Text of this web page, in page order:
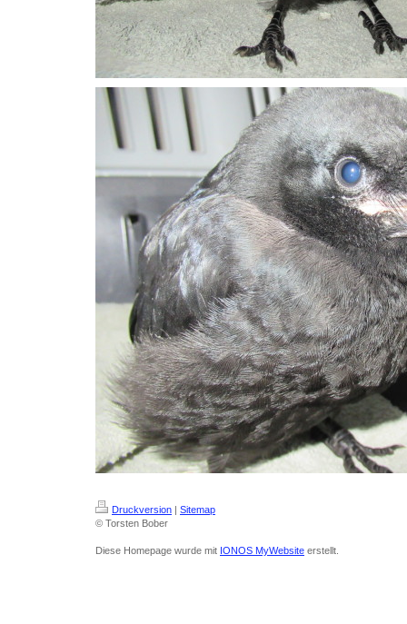
Druckversion | Sitemap
© Torsten Bober
Diese Homepage wurde mit IONOS MyWebsite erstellt.